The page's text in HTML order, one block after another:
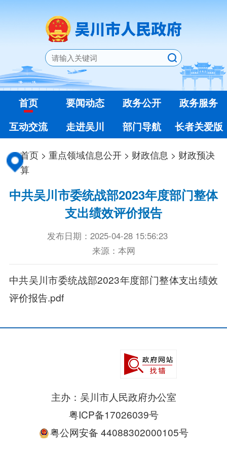
首页 要闻动态 政务公开
政务服务
互动交流
走进吴川 部门导航 长者关爱版
首页 >重点领域信息公开 > 财政信息 > 财政预决
算
中共吴川市委统战部2023年度部门整体
支出绩效评价报告
发布日期：2025-04-28 15:56:23
来源：本网
中共吴川市委统战部2023年度部门整体支出绩效
评价报告.pdf
主办：吴川市人民政府办公室
粤ICP备17026039号
粤公网安备 44088302000105号